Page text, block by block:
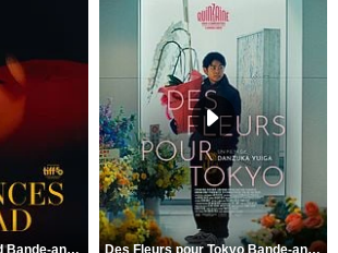
Les Silences de Riyad Bande-annonce VO STFR Des Fleurs pour Tokyo Bande-annonce VO STFR